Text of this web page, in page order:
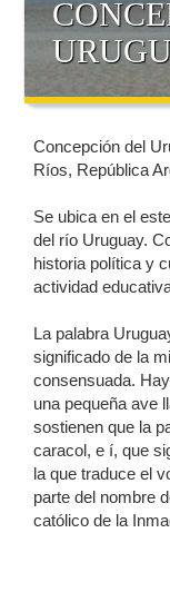
Concepción del
Ríos, República
Se ubica en el
del río Uruguay.
historia política y
actividad
La palabra
significado de la
consensuada.
una pequeña ave
sostienen que la
caracol, e í, que
la que traduce el
parte del nombre
católico de la